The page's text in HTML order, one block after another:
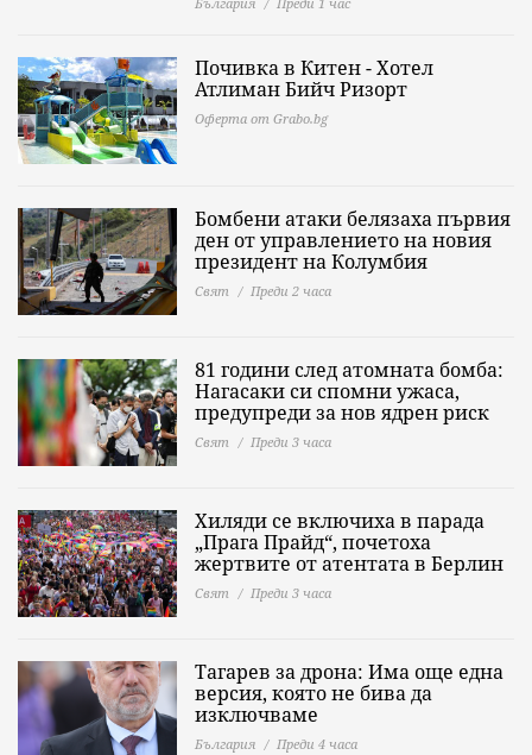
Почивка в Китен - Хотел
Атлиман Бийч Ризорт
Оферта от Grabo.bg
Бомбени атаки белязаха първия
ден от управлението на новия
президент на Колумбия
Свят Преди 2 часа
81 години след атомната бомба:
Нагасаки си спомни ужаса,
предупреди за нов ядрен риск
Свят Преди 3 часа
Хиляди се включиха в парада
„Прага Прайд“, почетоха
жертвите от атентата в Берлин
Свят Преди 3 часа
Тагарев за дрона: Има още една
версия, която не бива да
изключваме
България Преди 4 часа